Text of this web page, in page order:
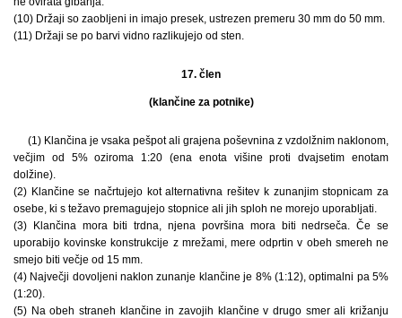
(10) Držaji so zaobljeni in imajo presek, ustrezen premeru 30 mm do 50 mm.
(11) Držaji se po barvi vidno razlikujejo od sten.
17. člen
(klančine za potnike)
(1) Klančina je vsaka pešpot ali grajena poševnina z vzdolžnim naklonom,
večjim od 5% oziroma 1:20 (ena enota višine proti dvajsetim enotam
dolžine).
(2) Klančine se načrtujejo kot alternativna rešitev k zunanjim stopnicam za
osebe, ki s težavo premagujejo stopnice ali jih sploh ne morejo uporabljati.
(3) Klančina mora biti trdna, njena površina mora biti nedrseča. Če se
uporabijo kovinske konstrukcije z mrežami, mere odprtin v obeh smereh ne
smejo biti večje od 15 mm.
(4) Največji dovoljeni naklon zunanje klančine je 8% (1:12), optimalni pa 5%
(1:20).
(5) Na obeh straneh klančine in zavojih klančine v drugo smer ali križanju